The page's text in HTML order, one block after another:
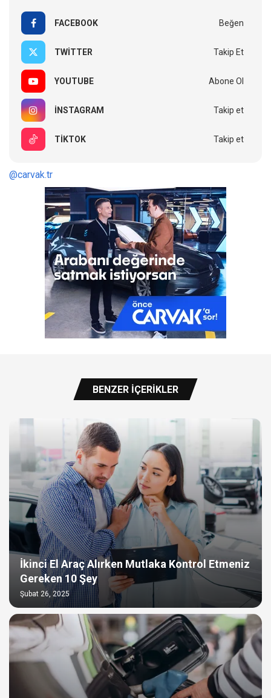
FACEBOOK Beğen
TWITTER Takip Et
YOUTUBE Abone Ol
INSTAGRAM Takip et
TIKTOK Takip et
@carvak.tr
BENZER İÇERIKLER
İkinci El Araç Alırken Mutlaka Kontrol Etmeniz
Gereken 10 Şey
Şubat 26, 2025